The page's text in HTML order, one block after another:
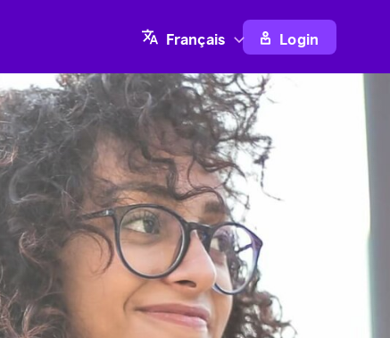
Français Login